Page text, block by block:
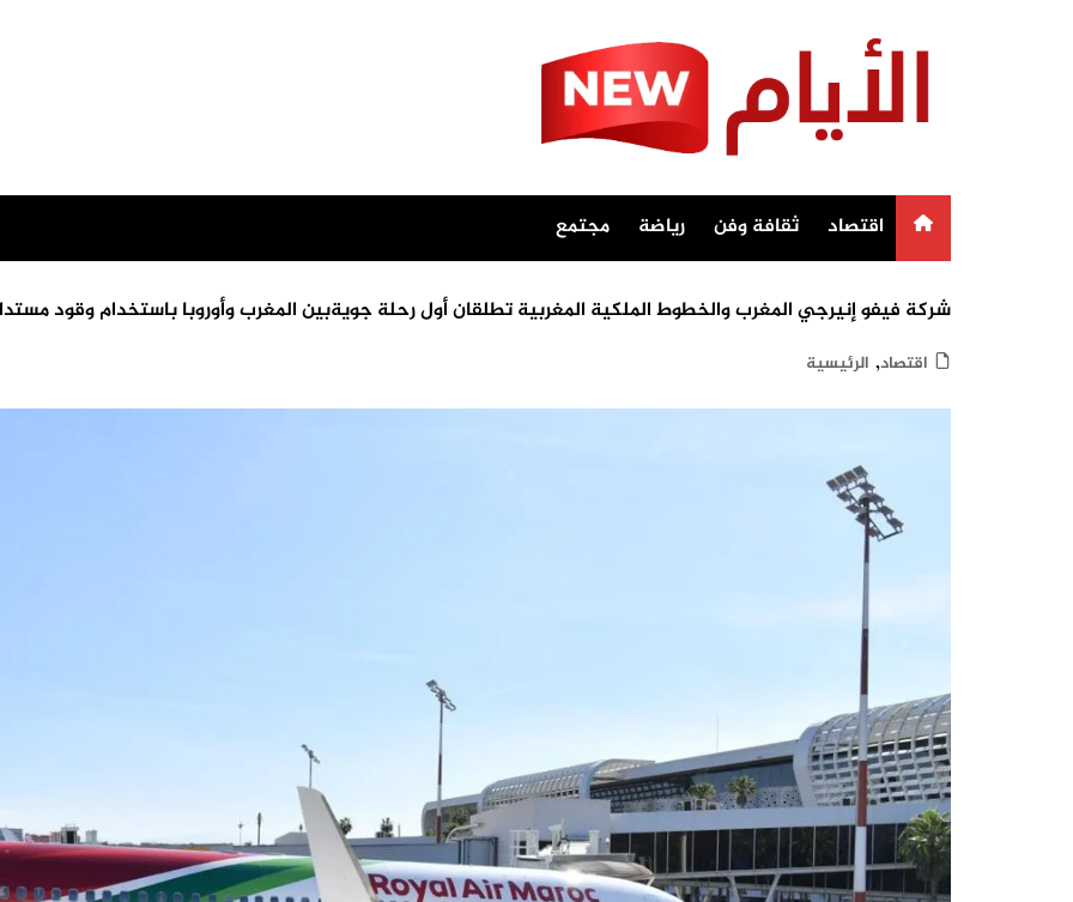
اقتصاد ثقافة وفن رياضة مجتمع
شركة فيفو إنيرجي المغرب والخطوط الملكية المغربية تطلقان أول رحلة جويةبين المغرب وأوروبا باستخدام وقود
اقتصاد, الرئيسية